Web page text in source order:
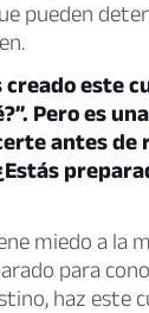
pueden
creado este
Pero es
antes de
miedo a la
para
haz este